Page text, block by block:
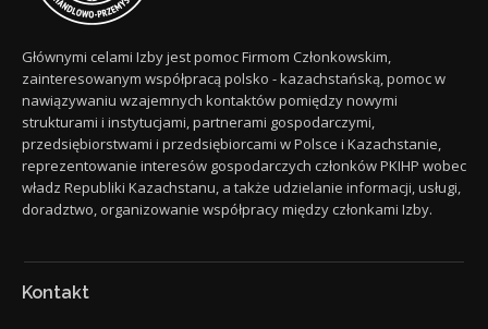
Głównymi celami Izby jest pomoc Firmom Członkowskim,
zainteresowanym współpracą polsko - kazachstańską, pomoc w
nawiązywaniu wzajemnych kontaktów pomiędzy nowymi
strukturami i instytucjami, partnerami gospodarczymi,
przedsiębiorstwami i przedsiębiorcami w Polsce i Kazachstanie,
reprezentowanie interesów gospodarczych członków PKIHP wobec
władz Republiki Kazachstanu, a także udzielanie informacji, usługi,
doradztwo, organizowanie współpracy między członkami Izby.
Kontakt